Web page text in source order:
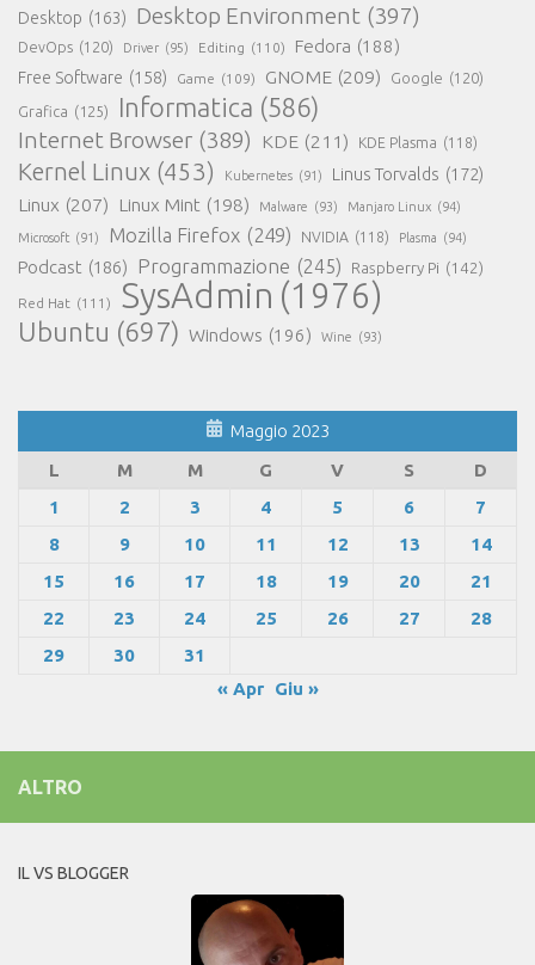
Desktop (163) Desktop Environment (397)
DevOps (120) Driver (95) Editing (110) Fedora (188)
Free Software (158) Game (109) GNOME (209) Google (120)
Grafica (125) Informatica (586)
Internet Browser (389) KDE (211) KDE Plasma (118)
Kernel Linux (453) Kubernetes (91) Linus Torvalds (172)
Linux (207) Linux Mint (198) Malware (93) Manjaro Linux (94)
Microsoft (91) Mozilla Firefox (249) NVIDIA (118) Plasma (94)
Podcast (186) Programmazione (245) Raspberry Pi (142)
Red Hat (111) SysAdmin (1976)
Ubuntu (697) Windows (196) Wine (93)
Maggio 2023
L
M M G V S
D
1
2 3 4 5 6
7
8
9 10 11 12 13
14
15
16 17 18 19 20
21
22
23 24 25 26 27
28
29
30
31
« Apr
Giu »
ALTRO
IL VS BLOGGER